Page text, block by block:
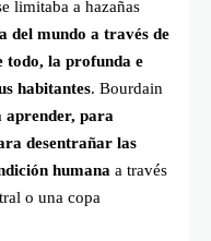
limitaba a hazañas
del mundo a través de
todo, la profunda e
habitantes. Bourdain
aprender, para
desentrañar las
humana a través
o una copa